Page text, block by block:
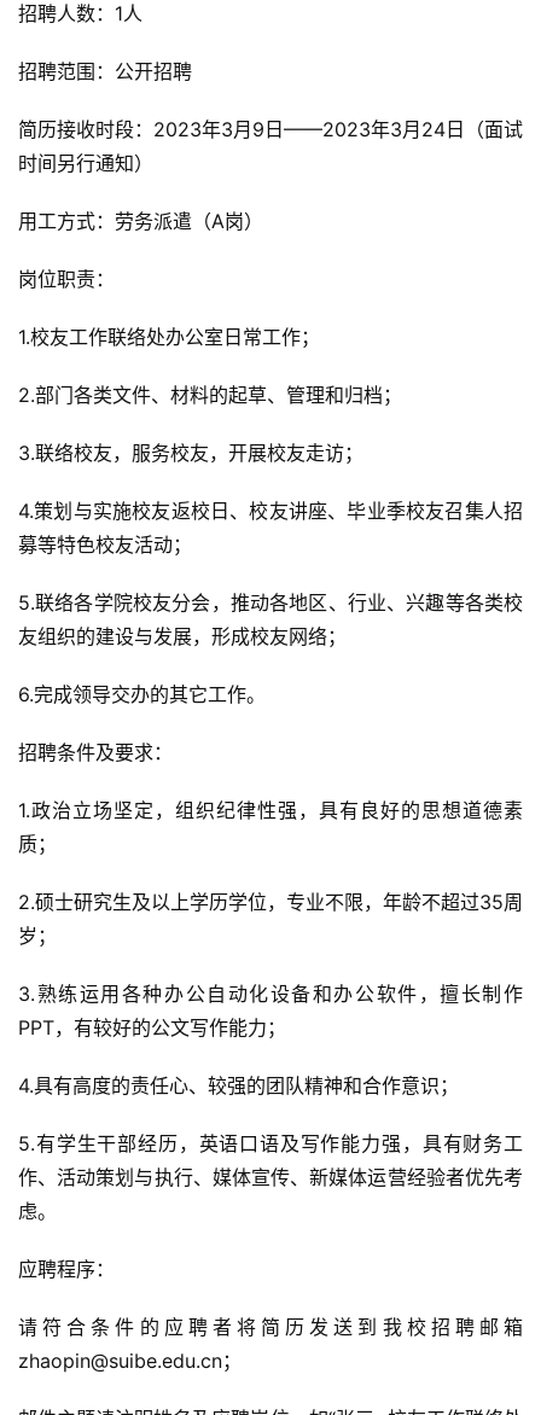
招聘人数：1人
招聘范围：公开招聘
简历接收时段：2023年3月9日——2023年3月24日（面试
时间另行通知）
用工方式：劳务派遣（A岗）
岗位职责：
1.校友工作联络处办公室日常工作；
2.部门各类文件、材料的起草、管理和归档；
3.联络校友，服务校友，开展校友走访；
4.策划与实施校友返校日、校友讲座、毕业季校友召集人招
募等特色校友活动；
5.联络各学院校友分会，推动各地区、行业、兴趣等各类校
友组织的建设与发展，形成校友网络；
6.完成领导交办的其它工作。
招聘条件及要求：
1.政治立场坚定，组织纪律性强，具有良好的思想道德素
质；
2.硕士研究生及以上学历学位，专业不限，年龄不超过35周
岁；
3.熟练运用各种办公自动化设备和办公软件，擅长制作
PPT，有较好的公文写作能力；
4.具有高度的责任心、较强的团队精神和合作意识；
5.有学生干部经历，英语口语及写作能力强，具有财务工
作、活动策划与执行、媒体宣传、新媒体运营经验者优先考
虑。
应聘程序：
请符合条件的应聘者将简历发送到我校招聘邮箱
zhaopin@suibe.edu.cn；